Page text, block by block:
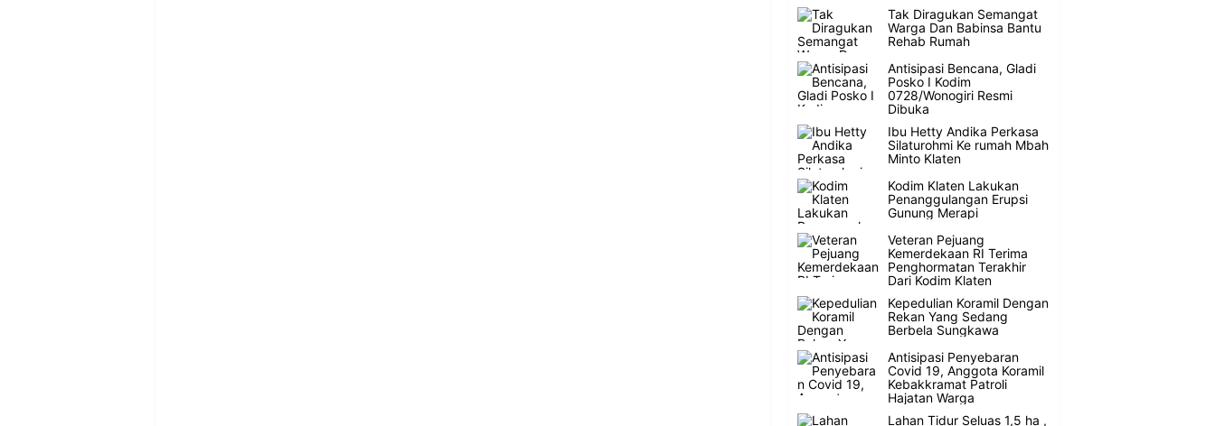
Tak Diragukan Semangat
Warga Dan Babinsa Bantu
Rehab Rumah
Antisipasi Bencana, Gladi
Posko I Kodim
0728/Wonogiri Resmi
Dibuka
Ibu Hetty Andika Perkasa
Silaturohmi Ke rumah Mbah
Minto Klaten
Kodim Klaten Lakukan
Penanggulangan Erupsi
Gunung Merapi
Veteran Pejuang
Kemerdekaan RI Terima
Penghormatan Terakhir
Dari Kodim Klaten
Kepedulian Koramil Dengan
Rekan Yang Sedang
Berbela Sungkawa
Antisipasi Penyebaran
Covid 19, Anggota Koramil
Kebakkramat Patroli
Hajatan Warga
Lahan Tidur Seluas 1,5 ha ,